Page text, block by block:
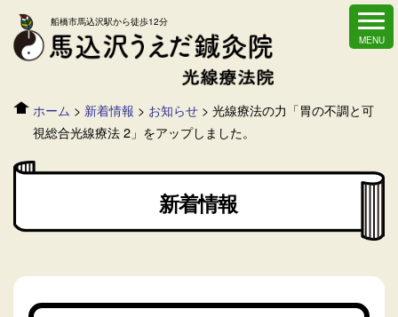
船橋市馬込沢駅から徒歩12分
ホーム > 新着情報 > お知らせ> 光線療法の力「胃の不調と可
視総合光線療法 2」をアップしました。
新着情報